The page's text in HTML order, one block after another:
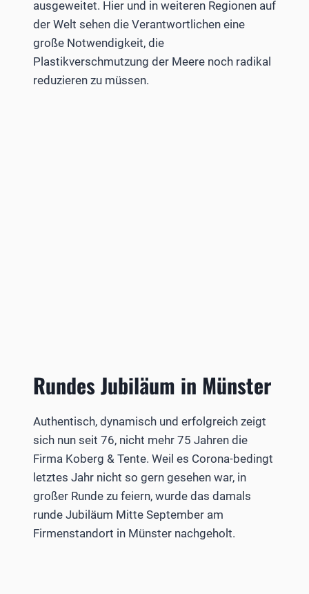
ausgeweitet. Hier und in weiteren Regionen auf
der Welt sehen die Verantwortlichen eine
große Notwendigkeit, die
Plastikverschmutzung der Meere noch radikal
reduzieren zu müssen.
Rundes Jubiläum in Münster
Authentisch, dynamisch und erfolgreich zeigt
sich nun seit 76, nicht mehr 75 Jahren die
Firma Koberg & Tente. Weil es Corona-bedingt
letztes Jahr nicht so gern gesehen war, in
großer Runde zu feiern, wurde das damals
runde Jubiläum Mitte September am
Firmenstandort in Münster nachgeholt.